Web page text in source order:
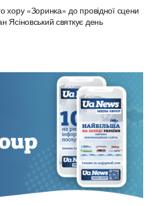
хору «Зоринка» до провідної сцени
Ясіновський святкує день